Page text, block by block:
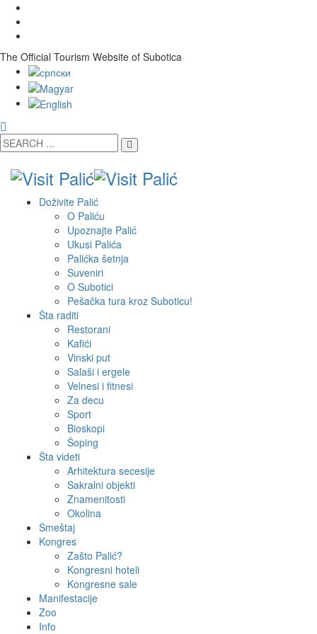
The Official Tourism Website of Subotica
Doživite Palić
O Paliću
Upoznajte Palić
Ukusi Palića
Palićka šetnja
Suveniri
O Subotici
Pešačka tura kroz Suboticu!
Šta raditi
Restorani
Kafići
Vinski put
Salaši i ergele
Velnesi i fitnesi
Za decu
Sport
Bioskopi
Šoping
Šta videti
Arhitektura secesije
Sakralni objekti
Znamenitosti
Okolina
Smeštaj
Kongres
Zašto Palić?
Kongresni hoteli
Kongresne sale
Manifestacije
Zoo
Info